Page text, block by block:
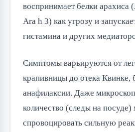
воспринимает белки арахиса
Ara h 3) как угрозу и
гистамина и других
Симптомы варьируются от
крапивницы до отека Квинке,
анафилаксии. Даже
количество (следы на
спровоцировать сильную